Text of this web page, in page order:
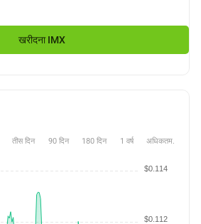
खरीदना IMX
तीस दिन 90 दिन 180 दिन 1 वर्ष अधिकतम.
$0.112
$0.114